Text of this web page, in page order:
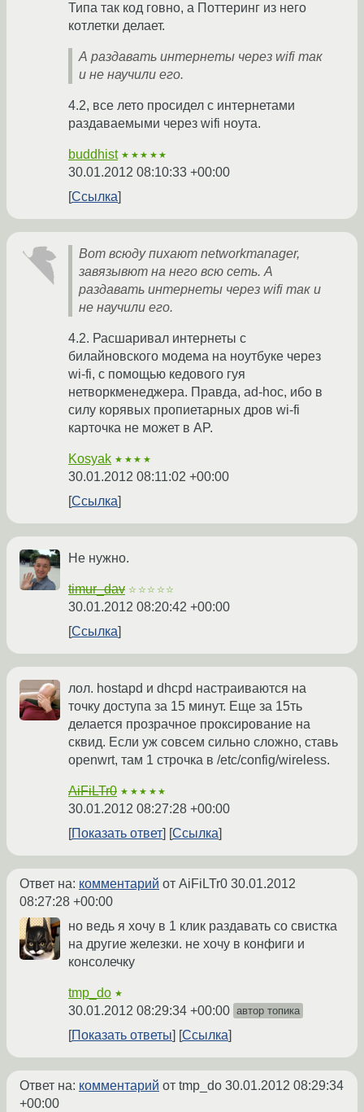
Типа так код говно, а Поттеринг из него
котлетки делает.
А раздавать интернеты через wifi так
и не научили его.
4.2, все лето просидел с интернетами
раздаваемыми через wifi ноута.
buddhist ★★★★★
30.01.2012 08:10:33 +00:00
Ссылка
Вот всюду пихают networkmanager,
завязывют на него всю сеть. А
раздавать интернеты через wifi так и
не научили его.
4.2. Расшаривал интернеты с
билайновского модема на ноутбуке через
wi-fi, с помощью кедового гуя
нетворкменеджера. Правда, ad-hoc, ибо в
силу корявых пропиетарных дров wi-fi
карточка не может в AP.
Kosyak ★★★★
30.01.2012 08:11:02 +00:00
Ссылка
Не нужно.
timur_dav ☆☆☆☆☆
30.01.2012 08:20:42 +00:00
Ссылка
лол. hostapd и dhcpd настраиваются на
точку доступа за 15 минут. Еще за 15ть
делается прозрачное проксирование на
сквид. Если уж совсем сильно сложно, ставь
openwrt, там 1 строчка в /etc/config/wireless.
AiFiLTr0 ★★★★★
30.01.2012 08:27:28 +00:00
Показать ответ
Ссылка
Ответ на: комментарий от AiFiLTr0 30.01.2012
08:27:28 +00:00
но ведь я хочу в 1 клик раздавать со свистка
на другие железки. не хочу в конфиги и
консолечку
tmp_do ★
30.01.2012 08:29:34 +00:00 автор топика
Показать ответы Ссылка
Ответ на: комментарий от tmp_do 30.01.2012 08:29:34
+00:00